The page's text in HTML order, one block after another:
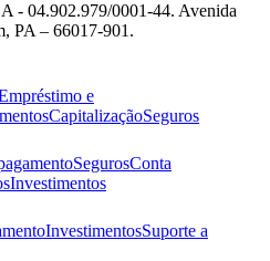
- 04.902.979/0001‐44. Avenida
PA – 66017-901.
e
CapitalizaçãoSeguros
SegurosConta
Investimentos
InvestimentosSuporte a